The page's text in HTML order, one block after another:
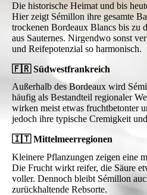
Die historische Heimat und bis
Hier zeigt Sémillon ihre gesamte
trockenen Bordeaux Blancs bis zu
aus Sauternes. Nirgendwo sonst
und Reifepotenzial so harmonisch.
🇫🇷 Südwestfrankreich
Außerhalb des Bordeaux wird
häufig als Bestandteil regionaler
wirken meist etwas fruchtbetonter
jedoch ihre typische Cremigkeit
🇮🇹 Mittelmeerregionen
Kleinere Pflanzungen zeigen eine
Die Frucht wirkt reifer, die Säure
voller. Dennoch bleibt Sémillon
zurückhaltende Rebsorte.